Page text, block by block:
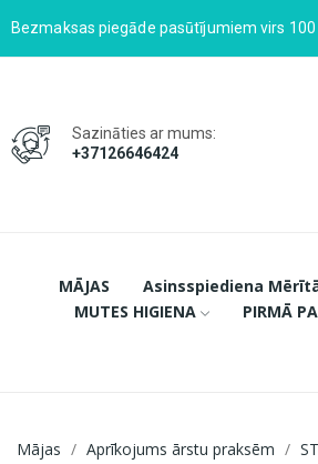
Bezmaksas piegāde pasūtījumiem virs 100
Sazināties ar mums:
+37126646424
MĀJAS Asinsspiediena
MUTES HIGIENA
PIRMĀ
Mājas Aprīkojums ārstu praksēm